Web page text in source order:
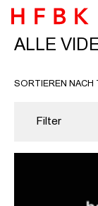
Zu den Filtern
Zur Metanavigation
Zur
Zur Suche
Zum Inhalt
Zum Seitenfuss
ALLE
ALLE
SORTIEREN NACH
Filter